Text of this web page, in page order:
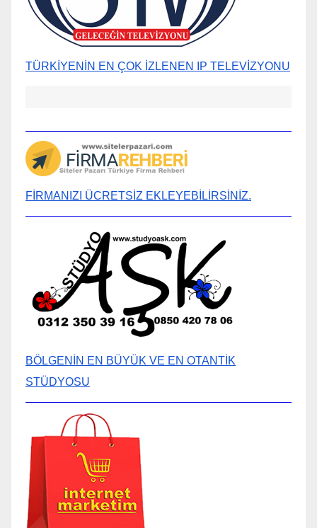
TÜRKİYENİN EN ÇOK İZLENEN IP TELEVİZYONU
FİRMANIZI ÜCRETSİZ EKLEYEBİLİRSİNİZ.
BÖLGENİN EN BÜYÜK VE EN OTANTİK
STÜDYOSU